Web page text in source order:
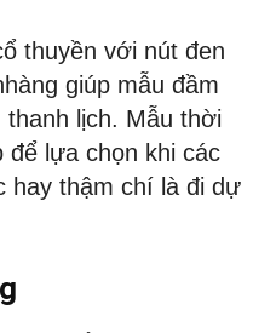
thuyền với nút đen
giúp mẫu đầm
lịch. Mẫu thời
lựa chọn khi các
hay thậm chí là đi dự